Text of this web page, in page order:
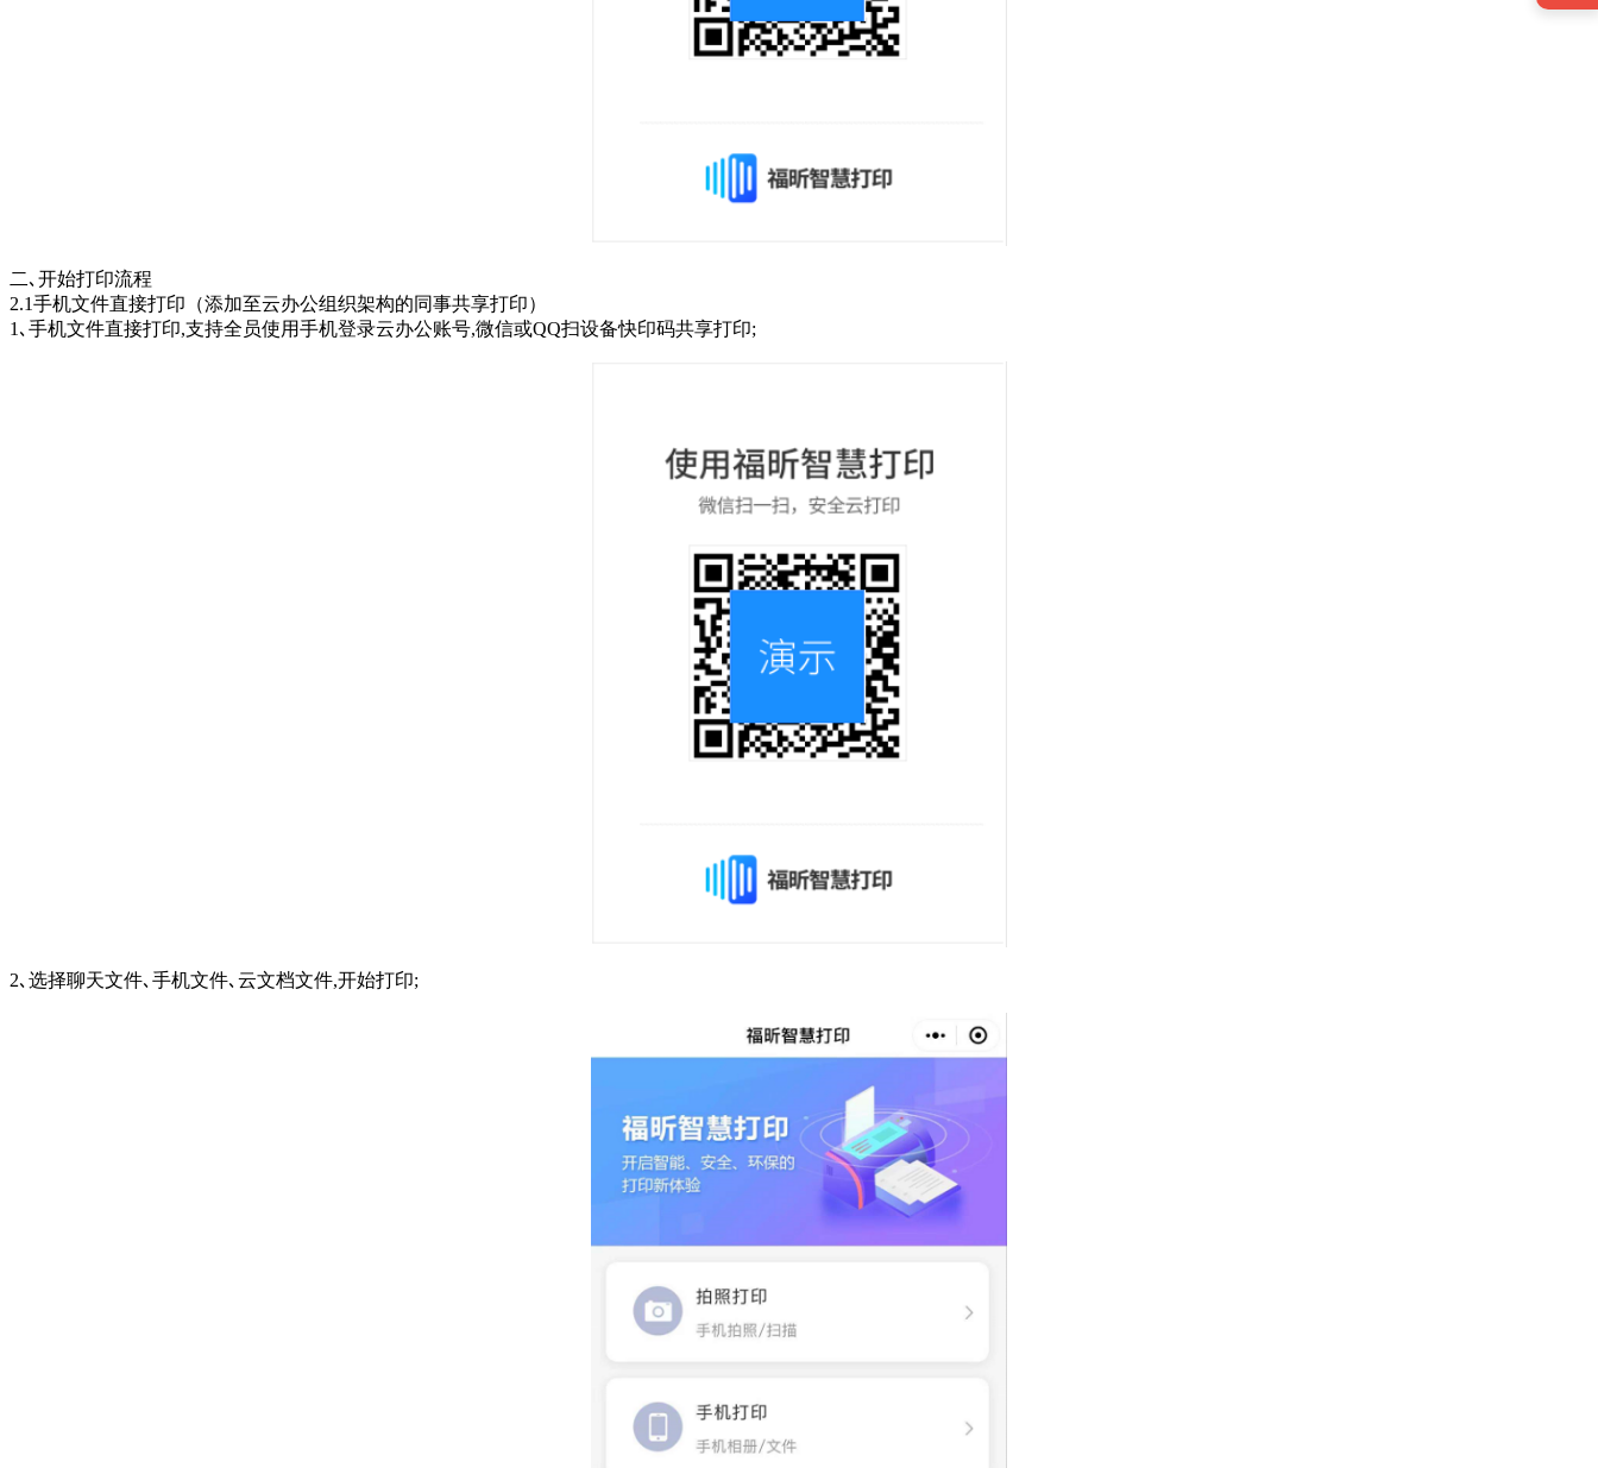
二､开始打印流程
2.1手机文件直接打印（添加至云办公组织架构的同事共享打印）
1､手机文件直接打印,支持全员使用手机登录云办公账号,微信或QQ扫设备快印码共享打印;
2､选择聊天文件､手机文件､云文档文件,开始打印;